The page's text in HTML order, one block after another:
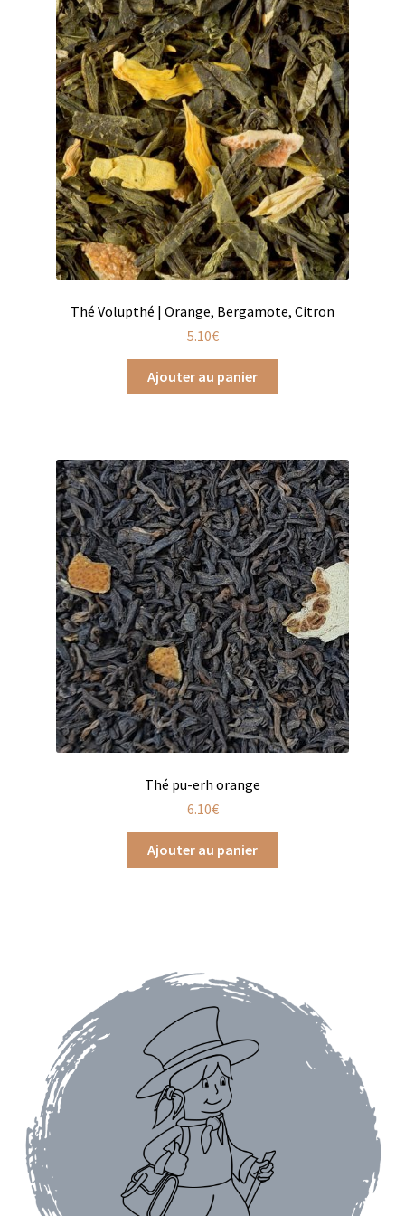
Coffrets thés
Conditionnement de nos thés et infusions
Conditions générales de ventes et mentions légales
Contactez-nous
Diffuseurs de parfum
Enfants
Jeux pour enfants
Accessoires de bain à broder
Autour de bébé à broder
Doudous à broder
Sacs et cartables à broder
Epicerie fine
Aide culinaire
Coffrets aide culinaire
Assaisonnements
Vinaigres
Épices
Baies
Conditionnements épices
Boîtes à épices
Thé Volupthé | Orange, Bergamote, Citron
5.10€
Ajouter au panier
Thé pu-erh orange
6.10€
Ajouter au panier